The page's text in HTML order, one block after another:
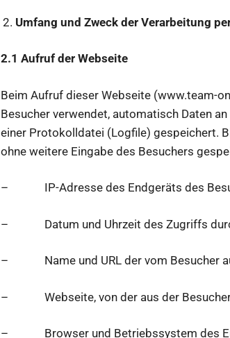
Umfang und Zweck der Verarbeitung
2.1 Aufruf der Webseite
Beim Aufruf dieser Webseite (www.team-
Besucher verwendet, automatisch Daten
einer Protokolldatei (Logfile) gespeichert.
ohne weitere Eingabe des Besuchers
– IP-Adresse des Endgeräts des
– Datum und Uhrzeit des Zugriffs
– Name und URL der vom Besucher
– Webseite, von der aus der Besucher
– Browser und Betriebssystem des